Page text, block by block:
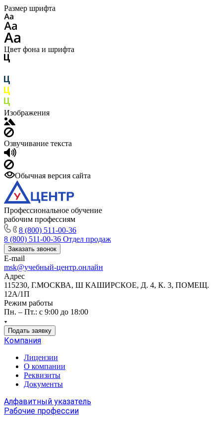
Размер шрифта
Цвет фона и шрифта
Изображения
Озвучивание текста
Обычная версия сайта
Профессиональное обучение
рабочим профессиям
8 (800) 511-00-36
8 (800) 511-00-36 Отдел продаж
Заказать звонок
E-mail
msk@учебный-центр.онлайн
Адрес
115230, Г.МОСКВА, Ш КАШИРСКОЕ, Д. 4, К. 3, ПОМЕЩ.
12А/1П
Режим работы
Пн. – Пт.: с 9:00 до 18:00
Подать заявку
Компания
Лицензии
О компании
Реквизиты
Документы
Алфавитный указатель
Рабочие профессии